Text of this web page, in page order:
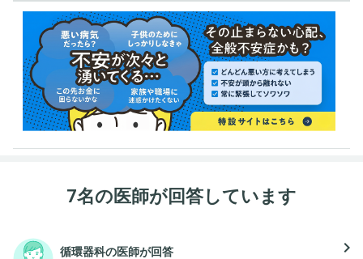
7名の医師が回答しています
循環器科の医師が回答 navigate_next